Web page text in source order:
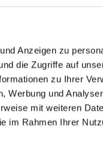
Anzeigen zu
die Zugriffe auf
zu Ihrer
Werbung und
mit weiteren
im Rahmen Ihrer
Wasser und
ein, den Alltag hinter
oder
– hier
Das
für Gastfreundschaft,
in einer der